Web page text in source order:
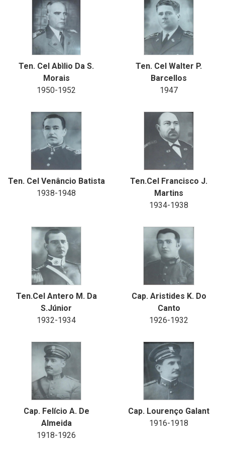
Ten. Cel Abìlio Da S.
Morais
1950-1952
Ten. Cel Walter P.
Barcellos
1947
Ten. Cel Venâncio Batista
1938-1948
Ten.Cel Francisco J.
Martins
1934-1938
Ten.Cel Antero M. Da
S.Júnior
1932-1934
Cap. Aristides K. Do
Canto
1926-1932
Cap. Felício A. De
Almeida
1918-1926
Cap. Lourenço Galant
1916-1918